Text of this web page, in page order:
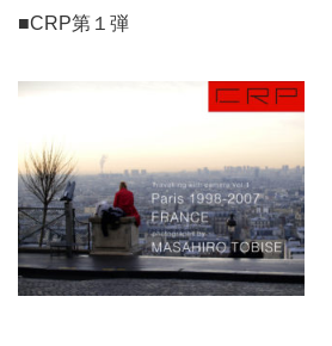
■CRP第１弾